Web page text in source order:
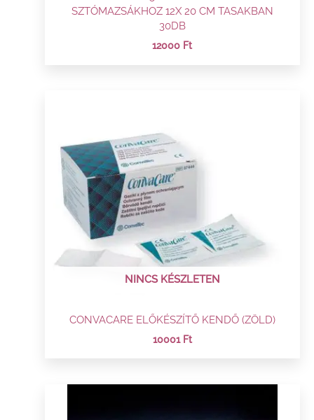
SZTÓMAZSÁKHOZ 12X 20 CM TASAKBAN
30DB
12000 Ft
NINCS KÉSZLETEN
CONVACARE ELŐKÉSZÍTŐ KENDŐ (ZÖLD)
10001 Ft